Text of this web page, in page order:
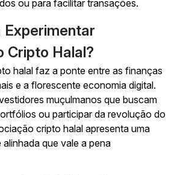
ou para facilitar transações.
Experimentar
Cripto Halal?
halal faz a ponte entre as finanças
e a florescente economia digital.
muçulmanos que buscam
ou participar da revolução do
cripto halal apresenta uma
que vale a pena